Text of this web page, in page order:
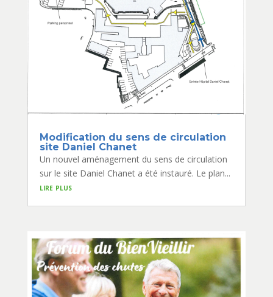
Modification du sens de circulation
site Daniel Chanet
Un nouvel aménagement du sens de circulation
sur le site Daniel Chanet a été instauré. Le plan...
lire plus